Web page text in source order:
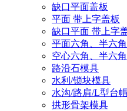
缺口平面盖板
平面 带上字盖板
缺口平面 带上字
平面六角、半六角
空心六角、半六角
路沿石模具
水利/锁块模具
水沟/路肩/L型台
拱形骨架模具